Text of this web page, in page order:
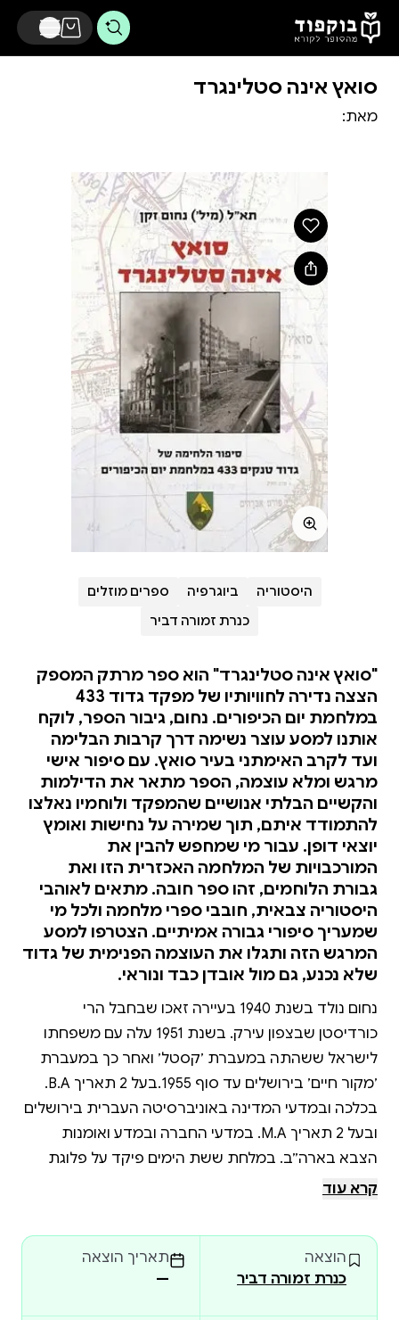
דלג לתוכן הראשי
סואץ אינה סטלינגרד
מאת:
היסטוריה ביוגרפיה
ספרים מוזלים
כנרת זמורה דביר
"סואץ אינה סטלינגרד" הוא ספר מרתק המספק
הצצה נדירה לחוויותיו של מפקד גדוד 433
במלחמת יום הכיפורים. נחום, גיבור הספר, לוקח
אותנו למסע עוצר נשימה דרך קרבות הבלימה
ועד לקרב האימתני בעיר סואץ. עם סיפור אישי
מרגש ומלא עוצמה, הספר מתאר את הדילמות
והקשיים הבלתי אנושיים שהמפקד ולוחמיו נאלצו
להתמודד איתם, תוך שמירה על נחישות ואומץ
יוצאי דופן. עבור מי שמחפש להבין את
המורכבויות של המלחמה האכזרית הזו ואת
גבורת הלוחמים, זהו ספר חובה. מתאים לאוהבי
היסטוריה צבאית, חובבי ספרי מלחמה ולכל מי
שמעריך סיפורי גבורה אמיתיים. הצטרפו למסע
המרגש הזה ותגלו את העוצמה הפנימית של גדוד
שלא נכנע, גם מול אובדן כבד ונוראי.
נחום נולד בשנת 1940 בעיירה זאכו שבחבל הרי
כורדיסטן שבצפון עירק. בשנת 1951 עלה עם משפחתו
לישראל ששהתה במעברת ׳קסטל׳ ואחר כך במעברת
׳מקור חיים׳ בירושלים עד סוף 1955.בעל 2 תאריך B.A.
בכלכה ובמדעי המדינה באוניברסיטה העברית בירושלים
ובעל 2 תאריך M.A. במדעי החברה ובמדע ואומנות
הצבא בארה״ב. במלחת ששת הימים פיקד על פלוגת
סגן מפקד גייסות השריון ורמ״ט פיקוד מרכז, במלחמת
שלום הגליל שימש כסגן מפקד גיס 479.על לחימתו
העיקשת במלחמת יוה״כ מקרבות הבלימה ועד לקרב
קרא עוד
הוצאה
כנרת זמורה דביר
תאריך הוצאה
—